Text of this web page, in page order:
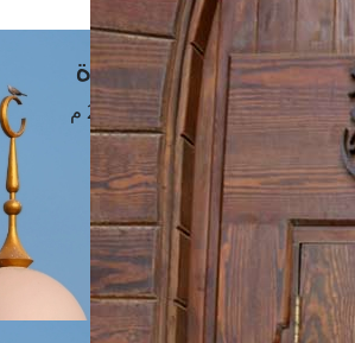
مَواقِيتُ الصَّـــلاة
القاهرة · 08 أغسطس 2026 م
4 :42
الشروق
6 :18
الظهر
1 : 1
العصر